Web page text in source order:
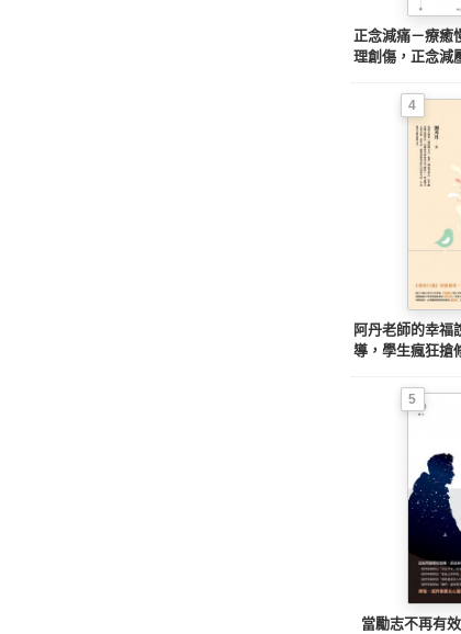
正念減痛－療癒
理創傷，正念減
4
阿丹老師的幸福
導，學生瘋狂搶
5
當勵志不再有